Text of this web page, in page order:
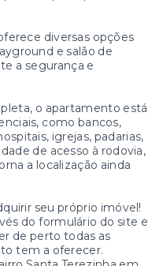
diversas opções
e salão de
a segurança e
o apartamento está
como bancos,
igrejas, padarias,
de acesso à rodovia,
a localização ainda
seu próprio imóvel!
do formulário do site e
de perto todas as
tem a oferecer.